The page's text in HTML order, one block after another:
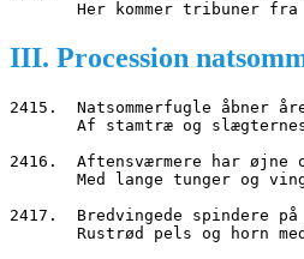
Her kommer tribuner
III. Procession
2415.  Natsommerfugle åbner
Af stamtræ og
2416.  Aftensværmere har øjne
Med lange tunger og
2417.  Bredvingede spindere
Rustrød pels og